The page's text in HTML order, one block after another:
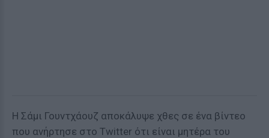
Η Σάμι Γουντχάουζ αποκάλυψε χθες σε ένα βίντεο
που ανήρτησε στο Twitter ότι είναι μητέρα του